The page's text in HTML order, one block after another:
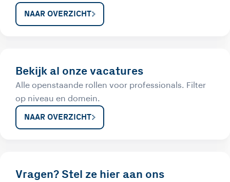
NAAR OVERZICHT
Bekijk al onze vacatures
Alle openstaande rollen voor professionals. Filter
op niveau en domein.
NAAR OVERZICHT
Vragen? Stel ze hier aan ons